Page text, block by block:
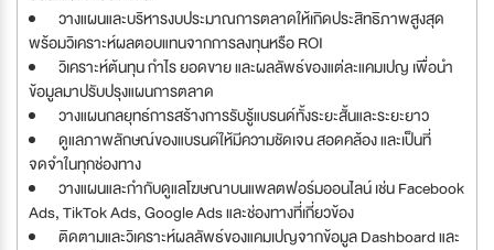
วางแผนและบริหารงบประมาณการตลาดให้เกิดประสิทธิภาพสูงสุด
พร้อมวิเคราะห์ผลตอบแทนจากการลงทุนหรือ ROI
วิเคราะห์ต้นทุน กำไร ยอดขาย และผลลัพธ์ของแต่ละแคมเปญ เพื่อนำ
ข้อมูลมาปรับปรุงแผนการตลาด
วางแผนกลยุทธ์การสร้างการรับรู้แบรนด์ทั้งระยะสั้นและระยะยาว
ดูแลภาพลักษณ์ของแบรนด์ให้มีความชัดเจน สอดคล้อง และเป็นที่
จดจำในทุกช่องทาง
วางแผนและกำกับดูแลโฆษณาบนแพลตฟอร์มออนไลน์ เช่น Facebook
Ads, TikTok Ads, Google Ads และช่องทางที่เกี่ยวข้อง
ติดตามและวิเคราะห์ผลลัพธ์ของแคมเปญจากข้อมูล Dashboard และ